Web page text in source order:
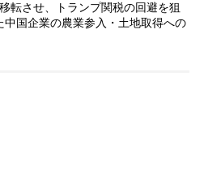
転させ、トランプ関税の回避を狙
国企業の農業参入・土地取得への